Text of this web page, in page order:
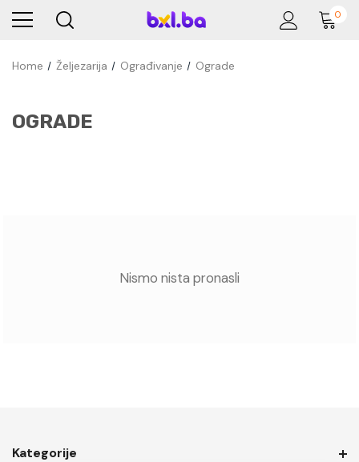
0
Home Željezarija Ograđivanje Ograde
OGRADE
Nismo nista pronasli
Kategorije